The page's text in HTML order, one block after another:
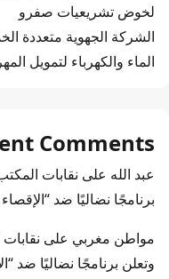
لخوض تشريعيات صفرو
الشركة الجهوية متعددة
الماء والكهرباء لتمويل
Comments
عبد الله على نقابات
برنامجًا نضاليًا ضد
مواطن مغربي على
وتعلن برنامجًا نضاليًا ضد